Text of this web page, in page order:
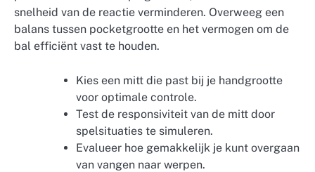
snelheid van de reactie verminderen. Overweeg een
balans tussen pocketgrootte en het vermogen om de
bal efficiënt vast te houden.
Kies een mitt die past bij je handgrootte
voor optimale controle.
Test de responsiviteit van de mitt door
spelsituaties te simuleren.
Evalueer hoe gemakkelijk je kunt overgaan
van vangen naar werpen.